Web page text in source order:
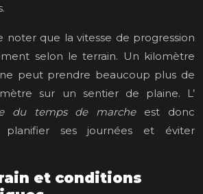
noter que la vitesse de progression
selon le terrain. Un kilomètre
peut prendre beaucoup plus de
sur un sentier de plaine. L’
du temps de marche est donc
planifier ses journées et éviter
et conditions